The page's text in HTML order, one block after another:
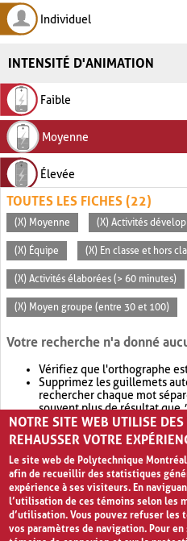
Individuel
INTENSITÉ D'ANIMATION
Faible
Moyenne
Élevée
TOUTES LES FICHES (22)
(X) Moyenne (X) Activités
(X) Équipe (X) En classe et hors
(X) Activités élaborées (> 60 minutes)
(X) Moyen groupe (entre 30 et 100)
Votre recherche n'a donné
Vérifiez que l'orthographe
Supprimez les guillemets
rechercher chaque mot
souvent plus de résultat que
Envisagez d'élargir votre
retournera souvent plus de
NOTRE SITE WEB UTILISE
REHAUSSER VOTRE
Le site web de Polytechnique
afin de recueillir des statistiques
expérience à ses visiteurs. En
l’utilisation de ces témoins selon les
d’utilisation. Vous pouvez refuser les
vos paramètres de navigation. Pour